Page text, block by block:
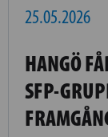
25.05.2026
HANGÖ
SFP-